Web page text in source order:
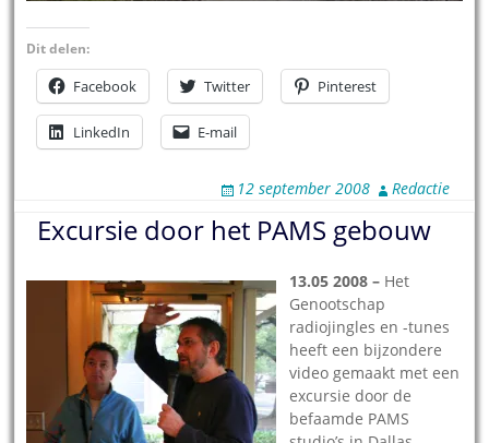
Dit delen:
Facebook Twitter Pinterest
LinkedIn E-mail
12 september 2008 Redactie
Excursie door het PAMS gebouw
13.05 2008 – Het
Genootschap
radiojingles en -tunes
heeft een bijzondere
video gemaakt met een
excursie door de
befaamde PAMS